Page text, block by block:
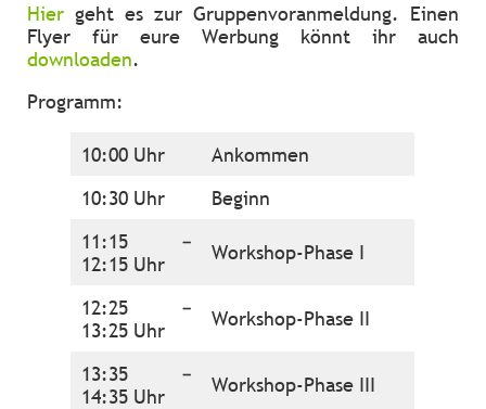
Hier geht es zur Gruppenvoranmeldung. Einen
Flyer für eure Werbung könnt ihr auch
downloaden.
Programm:
10:00 Uhr
Ankommen
10:30 Uhr
Beginn
11:15 –
12:15 Uhr
Workshop-Phase I
12:25 –
13:25 Uhr
Workshop-Phase II
13:35 –
14:35 Uhr
Workshop-Phase III